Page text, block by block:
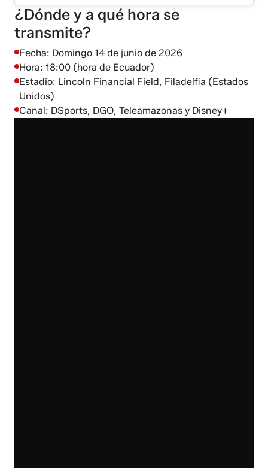
¿Dónde y a qué hora se
transmite?
Fecha: Domingo 14 de junio de 2026
Hora: 18:00 (hora de Ecuador)
Estadio: Lincoln Financial Field, Filadelfia (Estados
Unidos)
Canal: DSports, DGO, Teleamazonas y Disney+